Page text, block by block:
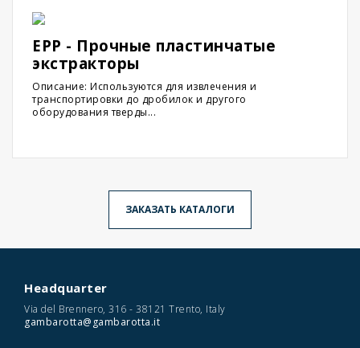
EPP - Прочные пластинчатые
экстракторы
Описание: Используются для извлечения и
транспортировки до дробилок и другого
оборудования тверды...
ЗАКАЗАТЬ КАТАЛОГИ
Headquarter
Via del Brennero, 316 - 38121 Trento, Italy
gambarotta@gambarotta.it